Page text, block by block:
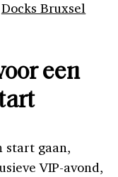
Docks Bruxsel
een
start gaan,
VIP-avond,